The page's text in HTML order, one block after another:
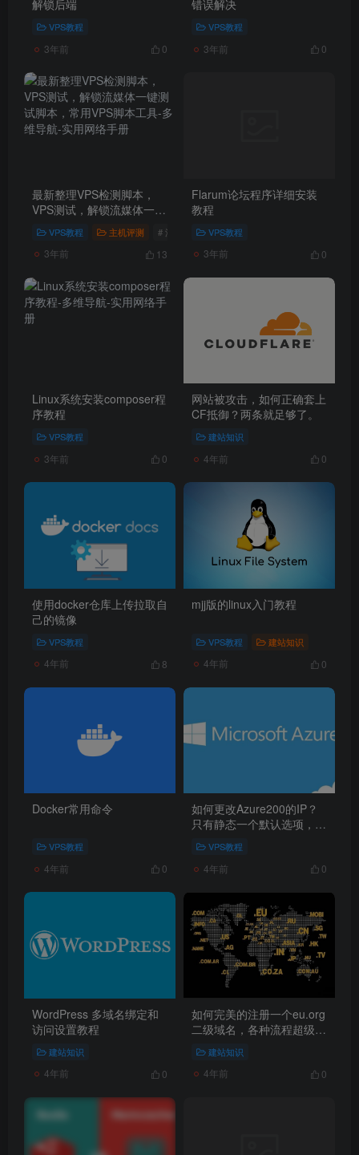
解锁后端
VPS教程
3年前 0
错误解决
VPS教程
3年前 0
最新整理VPS检测脚本，
VPS测试，解锁流媒体一键
测试脚本，常用VPS脚本工
具 VPS教程 主机评测 # 流媒体检测 # vps测试
3年前 13
Flarum论坛程序详细安装
教程
VPS教程
3年前 0
Linux系统安装composer程
序教程
VPS教程
3年前 0
网站被攻击，如何正确套上
CF抵御？两条就足够了。
建站知识
4年前 0
使用docker仓库上传拉取自
己的镜像
VPS教程
4年前 8
mjj版的linux入门教程
VPS教程 建站知识
4年前 0
Docker常用命令
VPS教程
4年前 0
如何更改Azure200的IP？
只有静态一个默认选项，修
改为动态IP地址，看这篇文
章就够了。
VPS教程
4年前 0
WordPress 多域名绑定和
访问设置教程
建站知识
4年前 0
如何完美的注册一个eu.org
二级域名，各种流程超级简
建站知识
4年前 0